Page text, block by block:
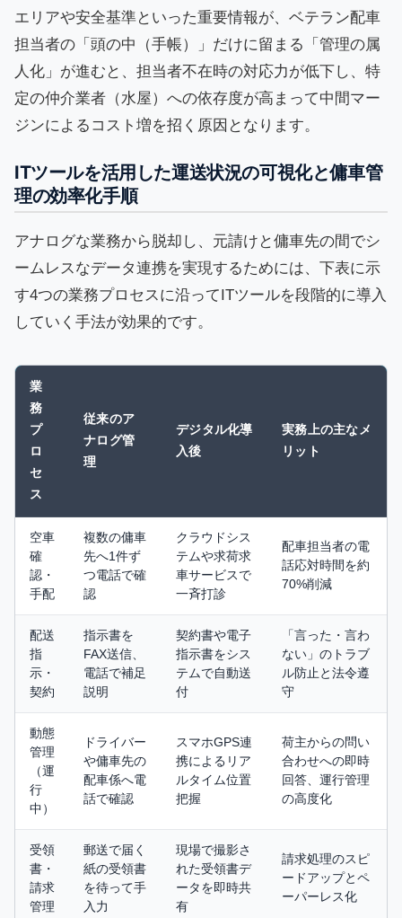
エリアや安全基準といった重要情報が、ベテラン配車
担当者の「頭の中（手帳）」だけに留まる「管理の属
人化」が進むと、担当者不在時の対応力が低下し、特
定の仲介業者（水屋）への依存度が高まって中間マー
ジンによるコスト増を招く原因となります。
ITツールを活用した運送状況の可視化と傭車管
理の効率化手順
アナログな業務から脱却し、元請けと傭車先の間でシ
ームレスなデータ連携を実現するためには、下表に示
す4つの業務プロセスに沿ってITツールを段階的に導入
していく手法が効果的です。
業
務
プ
ロ
セ
ス
従来のア
ナログ管
理
デジタル化導
入後
実務上の主なメ
リット
空車
確
認・
手配
複数の傭車
先へ1件ず
つ電話で確
認
クラウドシス
テムや求荷求
車サービスで
一斉打診
配車担当者の電
話応対時間を約
70%削減
配送
指
示・
契約
指示書を
FAX送信、
電話で補足
説明
契約書や電子
指示書をシス
テムで自動送
付
「言った・言わ
ない」のトラブ
ル防止と法令遵
守
動態
管理
（運
行
中）
ドライバー
や傭車先の
配車係へ電
話で確認
スマホGPS連
携によるリア
ルタイム位置
把握
荷主からの問い
合わせへの即時
回答、運行管理
の高度化
受領
書・
請求
管理
郵送で届く
紙の受領書
を待って手
入力
現場で撮影さ
れた受領書デ
ータを即時共
有
請求処理のスピ
ードアップとペ
ーパーレス化